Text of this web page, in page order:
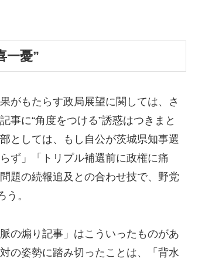
一憂”
がもたらす政局展望に関しては、さ
事に“角度をつける”誘惑はつきまと
としては、もし自公が茨城県知事選
ず」「トリプル補選前に政権に痛
題の続報追及との合わせ技で、野党
。
の煽り記事」はこういったものがあ
の姿勢に踏み切ったことは、「背水